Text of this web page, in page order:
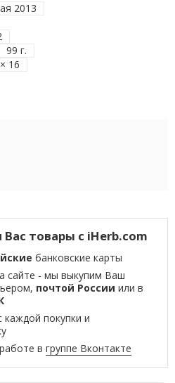
2013
99 г.
16
товары с iHerb.com
банковские карты
сайте - мы выкупим Ваш
почтой России или в
каждой покупки и
вгруппе Вконтакте